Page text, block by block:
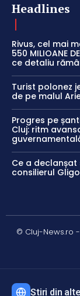
Headlines
Rivus, cel mai
550 MILIOANE
ce detaliu
Turist polonez
de pe malul
Progres pe
Cluj: ritm
Ce a declanșat
consilierul
© Cluj-News.ro
Știri din